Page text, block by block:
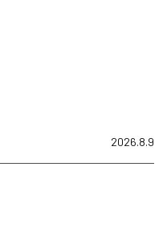
2026.8.9